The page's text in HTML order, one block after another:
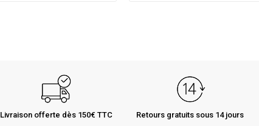
Livraison offerte dès 150€ TTC Retours gratuits sous 14 jours